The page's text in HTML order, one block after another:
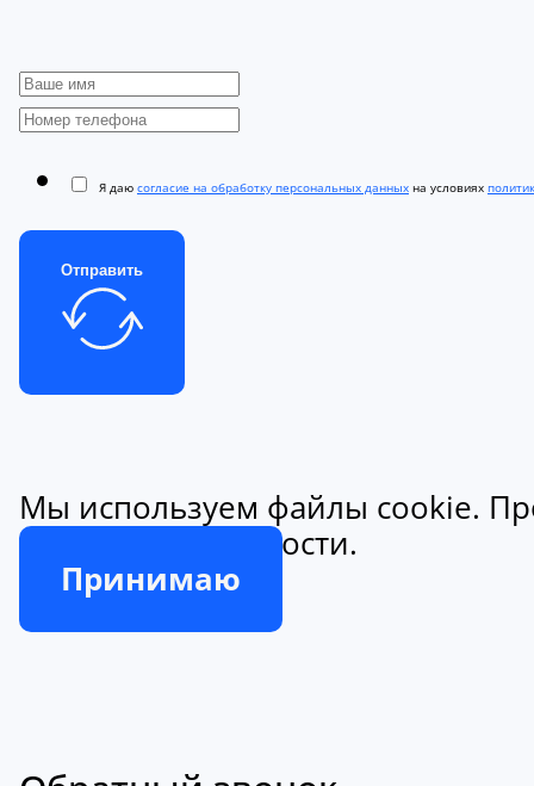
Я даю согласие на обработку персональных данных на условиях
Отправить
Мы используем файлы cookie.
конфиденциальности.
Принимаю